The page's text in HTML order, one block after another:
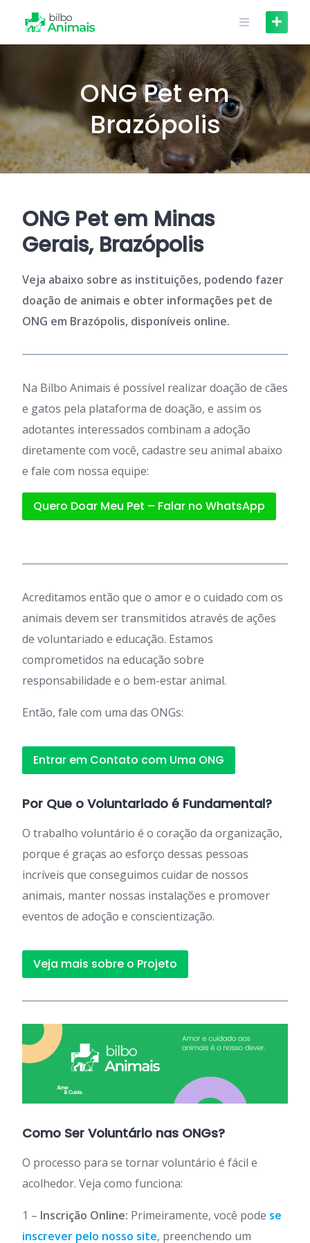
content
ONG Pet em
Brazópolis
ONG Pet em Minas
Gerais, Brazópolis
Veja abaixo sobre as instituições, podendo fazer
doação de animais e obter informações pet de
ONG em Brazópolis, disponíveis online.
Na Bilbo Animais é possível realizar doação de cães
e gatos pela plataforma de doação, e assim os
adotantes interessados combinam a adoção
diretamente com você, cadastre seu animal abaixo
e fale com nossa equipe:
Quero Doar Meu Pet – Falar no WhatsApp
Acreditamos então que o amor e o cuidado com os
animais devem ser transmitidos através de ações
de voluntariado e educação. Estamos
comprometidos na educação sobre
responsabilidade e o bem-estar animal.
Então, fale com uma das ONGs:
Entrar em Contato com Uma ONG
Por Que o Voluntariado é Fundamental?
O trabalho voluntário é o coração da organização,
porque é graças ao esforço dessas pessoas
incríveis que conseguimos cuidar de nossos
animais, manter nossas instalações e promover
eventos de adoção e conscientização.
Veja mais sobre o Projeto
Como Ser Voluntário nas ONGs?
O processo para se tornar voluntário é fácil e
acolhedor. Veja como funciona:
1 – Inscrição Online: Primeiramente, você pode se
inscrever pelo nosso site, preenchendo um